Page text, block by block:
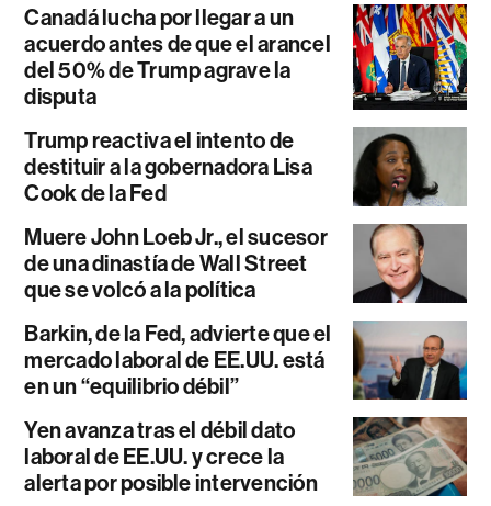
Canadá lucha por llegar a un
acuerdo antes de que el arancel
del 50% de Trump agrave la
disputa
Trump reactiva el intento de
destituir a la gobernadora Lisa
Cook de la Fed
Muere John Loeb Jr., el sucesor
de una dinastía de Wall Street
que se volcó a la política
Barkin, de la Fed, advierte que el
mercado laboral de EE.UU. está
en un “equilibrio débil”
Yen avanza tras el débil dato
laboral de EE.UU. y crece la
alerta por posible intervención